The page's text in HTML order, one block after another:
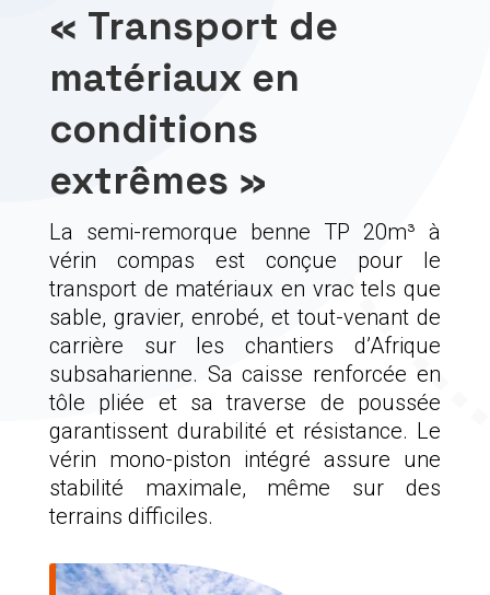
« Transport de
matériaux en
conditions
extrêmes »
La semi-remorque benne TP 20m³ à
vérin compas est conçue pour le
transport de matériaux en vrac tels que
sable, gravier, enrobé, et tout-venant de
carrière sur les chantiers d’Afrique
subsaharienne. Sa caisse renforcée en
tôle pliée et sa traverse de poussée
garantissent durabilité et résistance. Le
vérin mono-piston intégré assure une
stabilité maximale, même sur des
terrains difficiles.